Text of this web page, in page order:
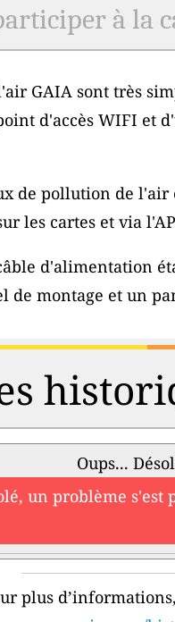
à la
GAIA sont très
d'accès WIFI et
de pollution de l'air
les cartes et via
d'alimentation
de montage et un
Oups...
un problème s'est
plus